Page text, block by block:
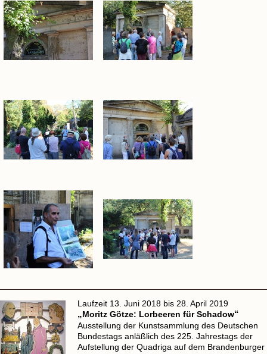
Laufzeit 13. Juni 2018 bis 28. April 2019
„Moritz Götze: Lorbeeren für Schadow“
Ausstellung der Kunstsammlung des Deutschen
Bundestags anläßlich des 225. Jahrestags der
Aufstellung der Quadriga auf dem Brandenburger